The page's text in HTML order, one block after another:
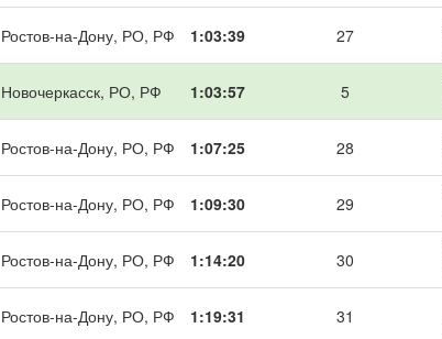
Ростов-на-Дону, РО, РФ 1:03:39 27
Новочеркасск, РО, РФ 1:03:57 5
Ростов-на-Дону, РО, РФ 1:07:25 28
Ростов-на-Дону, РО, РФ 1:09:30 29
Ростов-на-Дону, РО, РФ 1:14:20 30
Ростов-на-Дону, РО, РФ 1:19:31 31